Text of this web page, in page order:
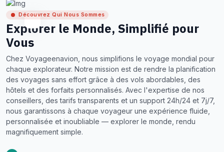
Découvrez Qui Nous Sommes
Explorer le Monde, Simplifié pour
Vous
Chez Voyageenavion, nous simplifions le voyage mondial pour
chaque explorateur. Notre mission est de rendre la planification
des voyages sans effort grâce à des vols abordables, des
hôtels et des forfaits personnalisés. Avec l'expertise de nos
conseillers, des tarifs transparents et un support 24h/24 et 7j/7,
nous garantissons à chaque voyageur une expérience fluide,
personnalisée et inoubliable — explorer le monde, rendu
magnifiquement simple.